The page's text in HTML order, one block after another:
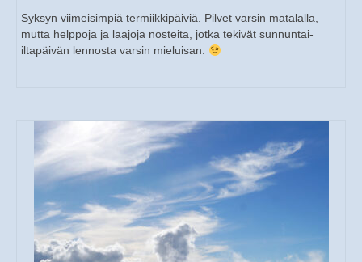
Syksyn viimeisimpiä termiikkipäiviä. Pilvet varsin matalalla,
mutta helppoja ja laajoja nosteita, jotka tekivät sunnuntai-
iltapäivän lennosta varsin mieluisan.